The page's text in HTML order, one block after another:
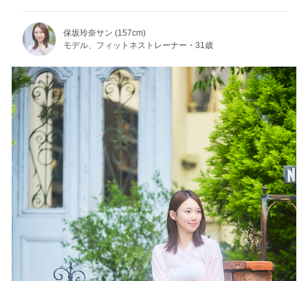
保坂玲奈サン (157cm)
モデル、フィットネストレーナー・31歳